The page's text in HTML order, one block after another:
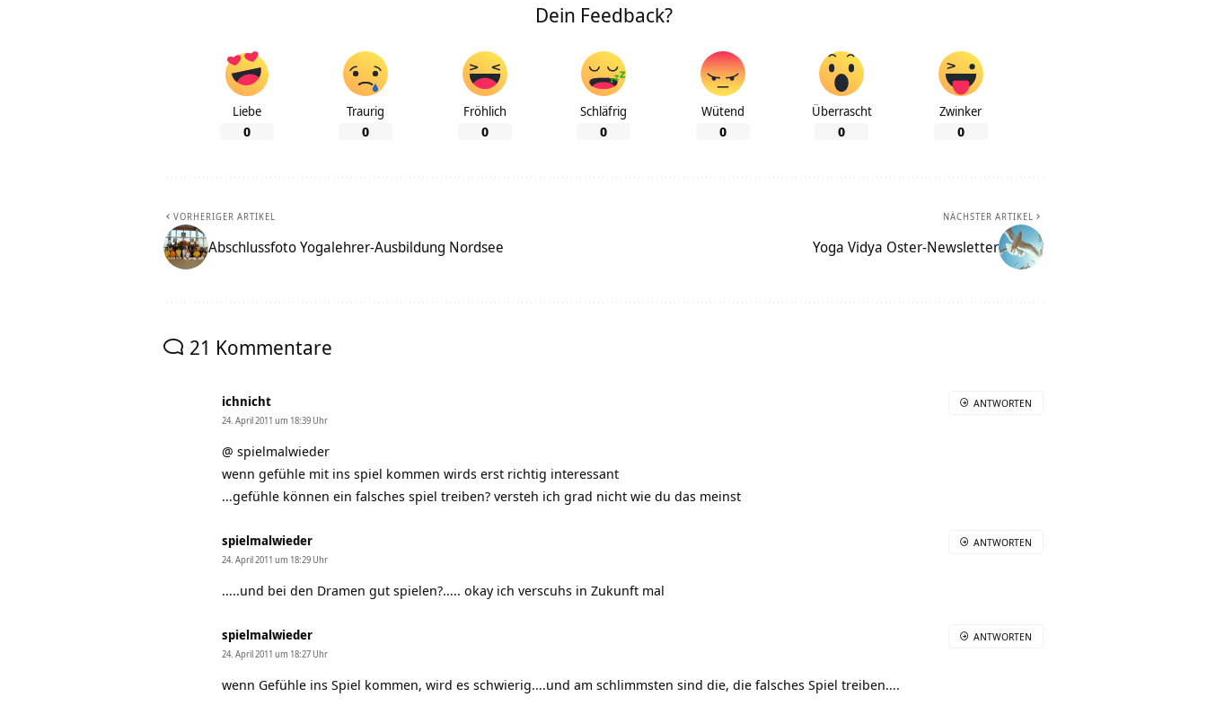
Dein Feedback?
Liebe
0
Traurig
0
Fröhlich
0
Schläfrig
0
Wütend
0
Überrascht
0
Zwinker
0
VORHERIGER ARTIKEL
Abschlussfoto Yogalehrer-Ausbildung Nordsee
NÄCHSTER ARTIKEL
Yoga Vidya Oster-Newsletter
21 Kommentare
ichnicht
24. April 2011 um 18:39 Uhr
@ spielmalwieder
wenn gefühle mit ins spiel kommen wirds erst richtig interessant
…gefühle können ein falsches spiel treiben? versteh ich grad nicht wie du das meinst
ANTWORTEN
spielmalwieder
24. April 2011 um 18:29 Uhr
…..und bei den Dramen gut spielen?….. okay ich verscuhs in Zukunft mal
ANTWORTEN
spielmalwieder
24. April 2011 um 18:27 Uhr
wenn Gefühle ins Spiel kommen, wird es schwierig….und am schlimmsten sind die, die falsches Spiel treiben….
ANTWORTEN